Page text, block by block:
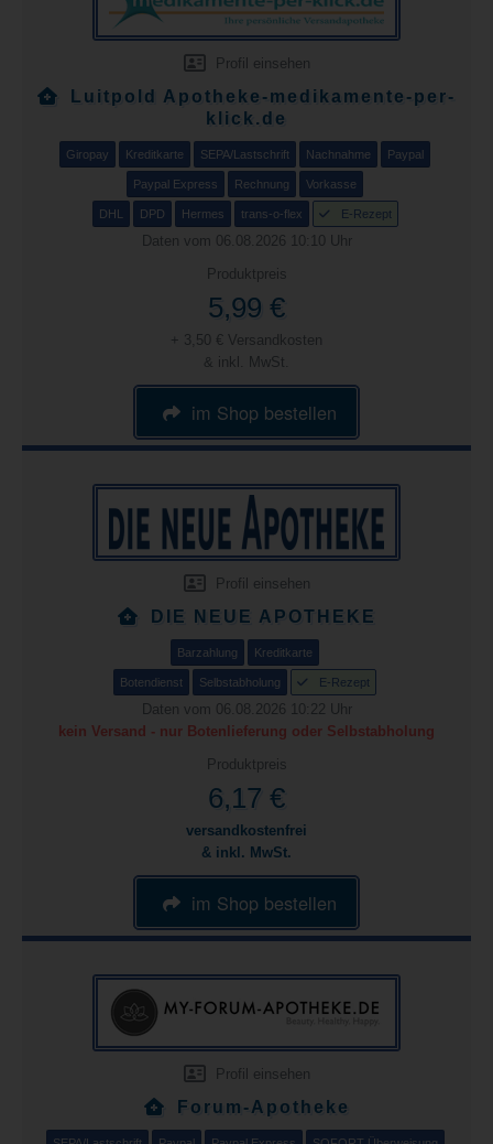
Profil einsehen
Luitpold Apotheke-medikamente-per-
klick.de
Giropay Kreditkarte SEPA/Lastschrift Nachnahme Paypal
Paypal Express Rechnung Vorkasse
DHL DPD Hermes trans-o-flex E-Rezept
Daten vom 06.08.2026 10:10 Uhr
Produktpreis
5,99 €
+ 3,50 € Versandkosten
& inkl. MwSt.
im Shop bestellen
Profil einsehen
DIE NEUE APOTHEKE
Barzahlung Kreditkarte
Botendienst Selbstabholung E-Rezept
Daten vom 06.08.2026 10:22 Uhr
kein Versand - nur Botenlieferung oder Selbstabholung
Produktpreis
6,17 €
versandkostenfrei
& inkl. MwSt.
im Shop bestellen
Profil einsehen
Forum-Apotheke